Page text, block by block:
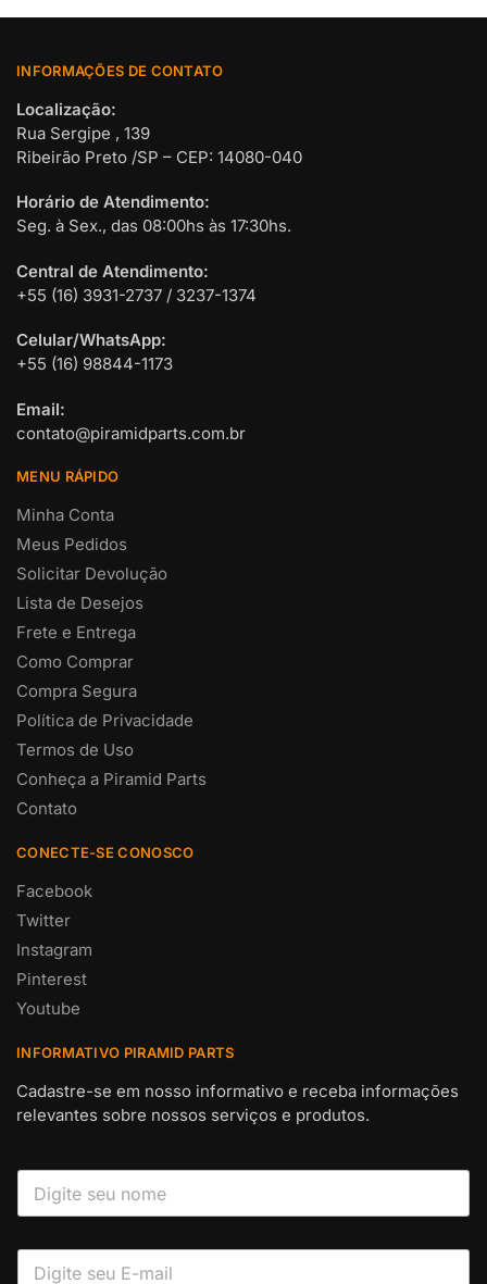
INFORMAÇÕES DE CONTATO
Localização:
Rua Sergipe , 139
Ribeirão Preto /SP – CEP: 14080-040
Horário de Atendimento:
Seg. à Sex., das 08:00hs às 17:30hs.
Central de Atendimento:
+55 (16) 3931-2737 / 3237-1374
Celular/WhatsApp:
+55 (16) 98844-1173
Email:
contato@piramidparts.com.br
MENU RÁPIDO
Minha Conta
Meus Pedidos
Solicitar Devolução
Lista de Desejos
Frete e Entrega
Como Comprar
Compra Segura
Política de Privacidade
Termos de Uso
Conheça a Piramid Parts
Contato
CONECTE-SE CONOSCO
Facebook
Twitter
Instagram
Pinterest
Youtube
INFORMATIVO PIRAMID PARTS
Cadastre-se em nosso informativo e receba informações
relevantes sobre nossos serviços e produtos.